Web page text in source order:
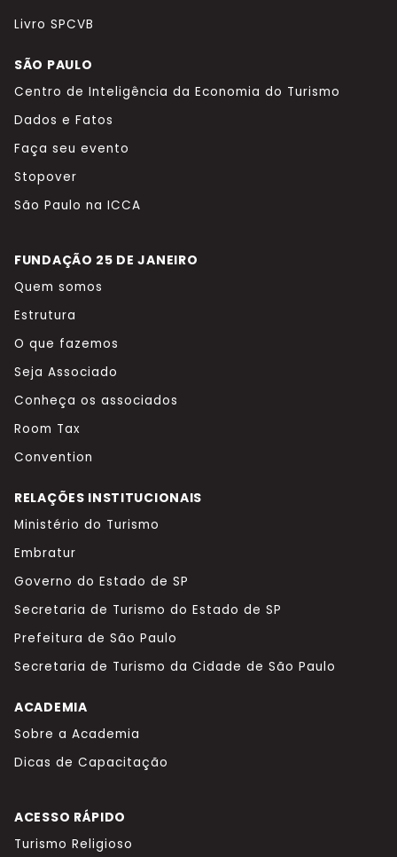
Livro SPCVB
SÃO PAULO
Centro de Inteligência da Economia do Turismo
Dados e Fatos
Faça seu evento
Stopover
São Paulo na ICCA
FUNDAÇÃO 25 DE JANEIRO
Quem somos
Estrutura
O que fazemos
Seja Associado
Conheça os associados
Room Tax
Convention
RELAÇÕES INSTITUCIONAIS
Ministério do Turismo
Embratur
Governo do Estado de SP
Secretaria de Turismo do Estado de SP
Prefeitura de São Paulo
Secretaria de Turismo da Cidade de São Paulo
ACADEMIA
Sobre a Academia
Dicas de Capacitação
ACESSO RÁPIDO
Turismo Religioso